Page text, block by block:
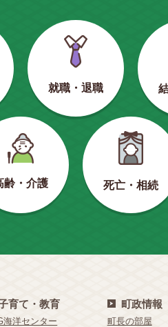
就職・退職
齢・介護 死亡・相続
育て・教育
海洋センター
町政情報
町長の部屋